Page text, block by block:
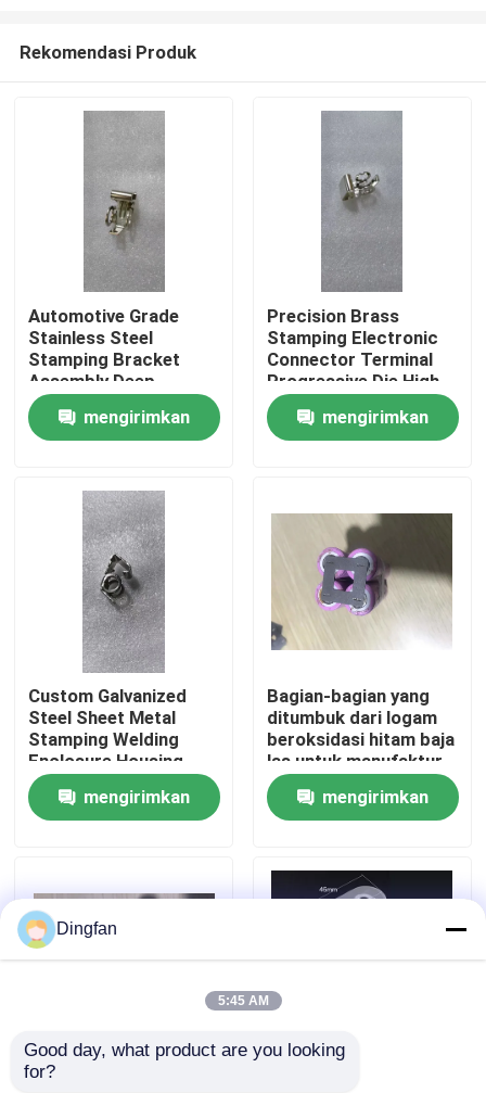
Produk
Tentang kami
Tur Pabrik
Kontrol kualitas
Hubungi kami
Permintaan Penawaran
strip baja berlapis nikel
Rekomendasi Produk
Automotive Grade
Stainless Steel
Stamping Bracket
Assembly Deep
Drawing Welding
Custom OEM
Component SUS304
mengirimkan
Precision Brass
Stamping Electronic
Connector Terminal
Progressive Die High
Speed Stamping OEM
Custom ±0.02mm
Tolerance
mengirimkan
Custom Galvanized
Steel Sheet Metal
Stamping Welding
Enclosure Housing
Electrical Cabinet Box
OEM Fabrication
Service
mengirimkan
Bagian-bagian yang
ditumbuk dari logam
beroksidasi hitam baja
las untuk manufaktur
industri
mengirimkan
Bagian Stamping
Dingfan
5:45 AM
Good day, what product are you looking
for?